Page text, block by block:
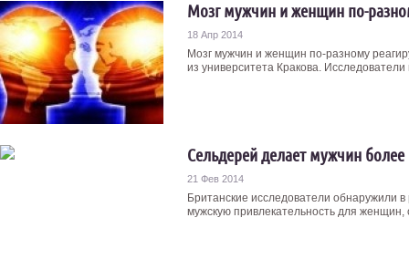
Мозг мужчин и женщин по-
18 Апр 2014
Мозг мужчин и женщин по-разному
из университета Кракова. Исследователи
Сельдерей делает мужчин
21 Фев 2014
Британские исследователи обнаружили
мужскую привлекательность для